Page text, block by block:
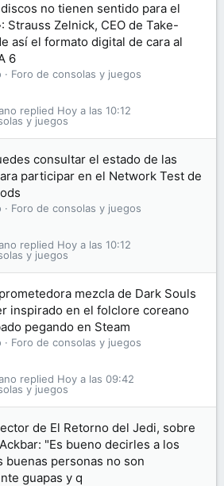
no tienen sentido para el
Strauss Zelnick, CEO de Take-
así el formato digital de cara al
6
Foro de consolas y juegos
y juegos
Hoy a las 10:12
consultar el estado de las
participar en el Network Test de
Foro de consolas y juegos
y juegos
Hoy a las 10:12
mezcla de Dark Souls
inspirado en el folclore coreano
pegando en Steam
Foro de consolas y juegos
y juegos
Hoy a las 09:42
de El Retorno del Jedi, sobre
"Es bueno decirles a los
buenas personas no son
guapas y q